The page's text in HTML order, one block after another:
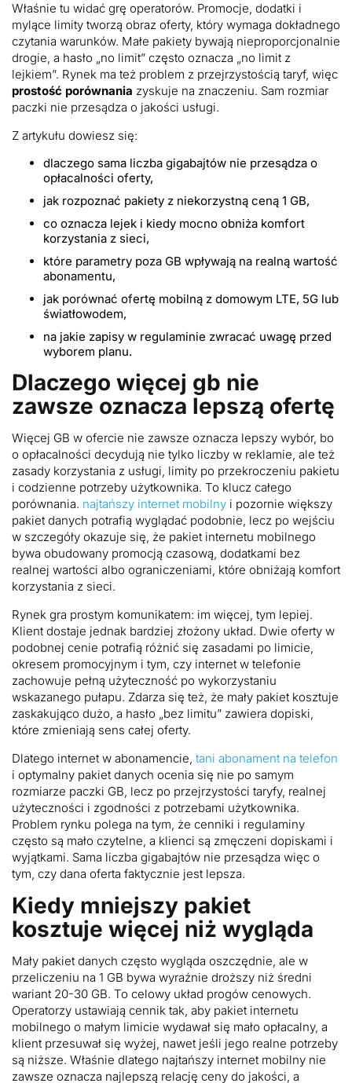
Właśnie tu widać grę operatorów. Promocje, dodatki i
mylące limity tworzą obraz oferty, który wymaga dokładnego
czytania warunków. Małe pakiety bywają nieproporcjonalnie
drogie, a hasło „no limit” często oznacza „no limit z
lejkiem”. Rynek ma też problem z przejrzystością taryf, więc
prostość porównania zyskuje na znaczeniu. Sam rozmiar
paczki nie przesądza o jakości usługi.
Z artykułu dowiesz się:
dlaczego sama liczba gigabajtów nie przesądza o
opłacalności oferty,
jak rozpoznać pakiety z niekorzystną ceną 1 GB,
co oznacza lejek i kiedy mocno obniża komfort
korzystania z sieci,
które parametry poza GB wpływają na realną wartość
abonamentu,
jak porównać ofertę mobilną z domowym LTE, 5G lub
światłowodem,
na jakie zapisy w regulaminie zwracać uwagę przed
wyborem planu.
Dlaczego więcej gb nie
zawsze oznacza lepszą ofertę
Więcej GB w ofercie nie zawsze oznacza lepszy wybór, bo
o opłacalności decydują nie tylko liczby w reklamie, ale też
zasady korzystania z usługi, limity po przekroczeniu pakietu
i codzienne potrzeby użytkownika. To klucz całego
porównania. najtańszy internet mobilny i pozornie większy
pakiet danych potrafią wyglądać podobnie, lecz po wejściu
w szczegóły okazuje się, że pakiet internetu mobilnego
bywa obudowany promocją czasową, dodatkami bez
realnej wartości albo ograniczeniami, które obniżają komfort
korzystania z sieci.
Rynek gra prostym komunikatem: im więcej, tym lepiej.
Klient dostaje jednak bardziej złożony układ. Dwie oferty w
podobnej cenie potrafią różnić się zasadami po limicie,
okresem promocyjnym i tym, czy internet w telefonie
zachowuje pełną użyteczność po wykorzystaniu
wskazanego pułapu. Zdarza się też, że mały pakiet kosztuje
zaskakująco dużo, a hasło „bez limitu” zawiera dopiski,
które zmieniają sens całej oferty.
Dlatego internet w abonamencie, tani abonament na telefon
i optymalny pakiet danych ocenia się nie po samym
rozmiarze paczki GB, lecz po przejrzystości taryfy, realnej
użyteczności i zgodności z potrzebami użytkownika.
Problem rynku polega na tym, że cenniki i regulaminy
często są mało czytelne, a klienci są zmęczeni dopiskami i
wyjątkami. Sama liczba gigabajtów nie przesądza więc o
tym, czy dana oferta faktycznie jest lepsza.
Kiedy mniejszy pakiet
kosztuje więcej niż wygląda
Mały pakiet danych często wygląda oszczędnie, ale w
przeliczeniu na 1 GB bywa wyraźnie droższy niż średni
wariant 20-30 GB. To celowy układ progów cenowych.
Operatorzy ustawiają cennik tak, aby pakiet internetu
mobilnego o małym limicie wydawał się mało opłacalny, a
klient przesuwał się wyżej, nawet jeśli jego realne potrzeby
są niższe. Właśnie dlatego najtańszy internet mobilny nie
zawsze oznacza najlepszą relację ceny do jakości, a